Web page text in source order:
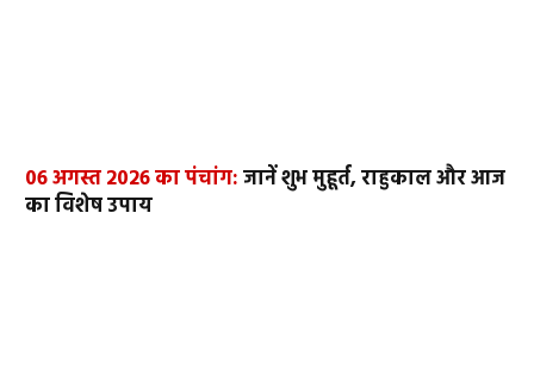
06 अगस्त 2026 का पंचांग:जानें शुभ मुहूर्त, राहुकाल और आज
का विशेष उपाय